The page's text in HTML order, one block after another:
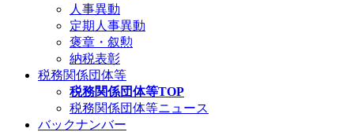
人事異動
定期人事異動
褒章・叙勲
納税表彰
税務関係団体等
税務関係団体等TOP
税務関係団体等ニュース
バックナンバー